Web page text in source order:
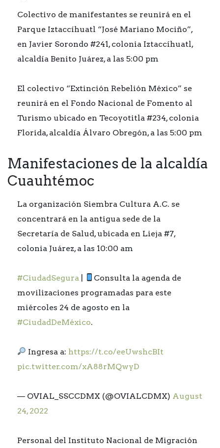
Colectivo de manifestantes se reunirá en el
Parque Iztaccíhuatl “José Mariano Mociño”,
en Javier Sorondo #241, colonia Iztaccíhuatl,
alcaldía Benito Juárez, a las 5:00 pm
El colectivo “Extinción Rebelión México” se
reunirá en el Fondo Nacional de Fomento al
Turismo ubicado en Tecoyotitla #234, colonia
Florida, alcaldía Álvaro Obregón, a las 5:00 pm
Manifestaciones de la alcaldía
Cuauhtémoc
La organización Siembra Cultura A.C. se
concentrará en la antigua sede de la
Secretaría de Salud, ubicada en Lieja #7,
colonia Juárez, a las 10:00 am
#CiudadSegura
Consulta la agenda de
movilizaciones programadas para este
miércoles 24 de agosto en la
#CiudadDeMéxico.
Ingresa a: https://t.co/eeUwshcBIt
pic.twitter.com/xA88rMQwyD
— OVIAL_SSCCDMX (@OVIALCDMX) August
24, 2022
Personal del Instituto Nacional de Migración